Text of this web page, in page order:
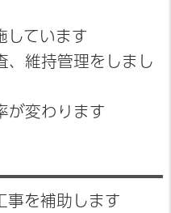
しています
、維持管理をしまし
が変わります
事を補助します